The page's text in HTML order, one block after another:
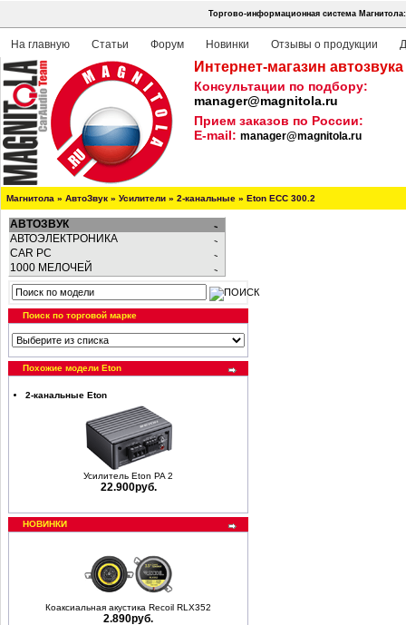
Торгово-информационная система
На главную Статьи Форум Новинки Отзывы о продукции
Интернет-магазин
Консультации по подбору:
manager@magnitola.ru
Прием заказов по России:
E-mail: manager@magnitola.ru
Магнитола » АвтоЗвук » Усилители » 2-канальные » Eton ECC 300.2
АВТОЗВУК
АВТОЭЛЕКТРОНИКА
CAR PC
1000 МЕЛОЧЕЙ
Поиск по торговой марке
Похожие модели Eton
2-канальные Eton
Усилитель Eton PA 2
22.900руб.
НОВИНКИ
Коаксиальная акустика Recoil RLX352
2.890руб.